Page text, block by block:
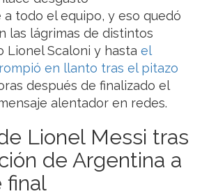
todo el equipo, y eso quedó
las lágrimas de distintos
Lionel Scaloni y hasta el
en llanto tras el pitazo
después de finalizado el
alentador en redes.
Lionel Messi tras
de Argentina a
final